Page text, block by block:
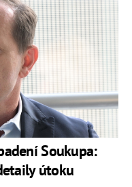
Soukupa:
útoku